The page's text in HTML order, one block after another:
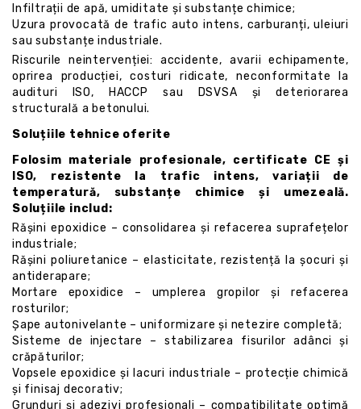
Infiltrații de apă, umiditate și substanțe chimice;
Uzura provocată de trafic auto intens, carburanți, uleiuri
sau substanțe industriale.
Riscurile neintervenției: accidente, avarii echipamente,
oprirea producției, costuri ridicate, neconformitate la
audituri ISO, HACCP sau DSVSA și deteriorarea
structurală a betonului.
Soluțiile tehnice oferite
Folosim materiale profesionale, certificate CE și
ISO, rezistente la trafic intens, variații de
temperatură, substanțe chimice și umezeală.
Soluțiile includ:
Rășini epoxidice – consolidarea și refacerea suprafețelor
industriale;
Rășini poliuretanice – elasticitate, rezistență la șocuri și
antiderapare;
Mortare epoxidice – umplerea gropilor și refacerea
rosturilor;
Șape autonivelante – uniformizare și netezire completă;
Sisteme de injectare – stabilizarea fisurilor adânci și
crăpăturilor;
Vopsele epoxidice și lacuri industriale – protecție chimică
și finisaj decorativ;
Grunduri și adezivi profesionali – compatibilitate optimă